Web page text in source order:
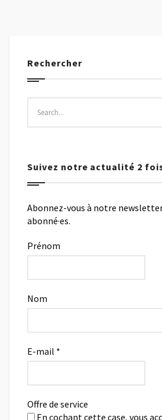
Rechercher
Suivez notre actualité 2
Abonnez-vous à notre
abonné·es.
Prénom
Nom
E-mail *
Offre de service
En cochant cette case, vous